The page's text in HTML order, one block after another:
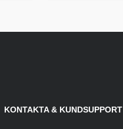
KONTAKTA & KUNDSUPPORT